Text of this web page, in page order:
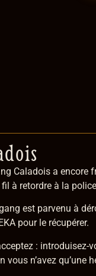
Caladois a encore
à retordre à la
est parvenu à
pour le récupérer.
:
n’avez qu’une